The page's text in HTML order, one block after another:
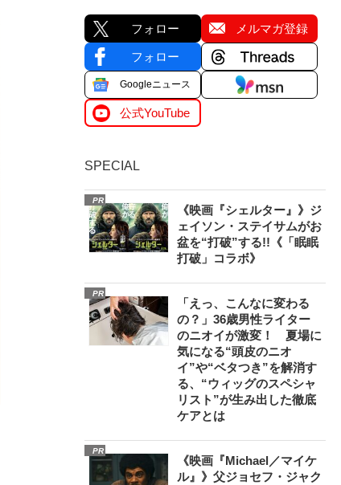
フォロー メルマガ登録
フォロー
Googleニュース
公式YouTube
SPECIAL
PR
《映画『シェルター』》ジ
ェイソン・ステイサムがお
盆を“打破”する!!《「眠眠
打破」コラボ》
PR
「えっ、こんなに変わる
の？」36歳男性ライター
のニオイが激変！ 夏場に
気になる“頭皮のニオ
イ”や“ベタつき”を解消す
る、“ウィッグのスペシャ
リスト”が生み出した徹底
ケアとは
PR
《映画『Michael／マイケ
ル』》父ジョセフ・ジャク